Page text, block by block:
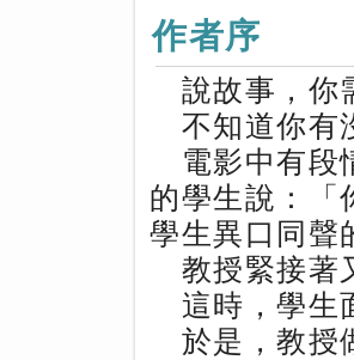
作者序
說故事，你
不知道你有
電影中有段
的學生說：「
學生異口同聲
教授緊接著
這時，學生
於是，教授